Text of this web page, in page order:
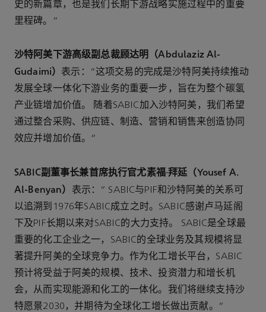
史的新篇章，也是我们长期下游战略实施过程中的重要
里程碑。”
沙特阿美下游高级副总裁顾达明（Abdulaziz Al-
Gudaimi）
表示：“这项交易的完成是沙特阿美持续推动
发展全球一体化下游业务的重要一步，旨在为整个碳氢
产业链增加价值。 随着SABIC加入沙特阿美，我们希望
通过整合采购、供应链、制造、营销和销售来创造协同
效应并增加价值。”
SABIC副董事长兼首席执行官尤素福·拜延（Yousef A.
Al-Benyan）
表示：“ SABIC与PIF和沙特阿美的关系可
以追溯到1976年SABIC成立之时。SABIC感谢卢马延阁
下及PIF长期以来对SABIC的大力支持。 SABIC是全球最
重要的化工企业之一，SABIC的全球业务及其规模将显
著提升阿美的全球竞争力。作为化工增长平台，SABIC
预计将受益于阿美的规模、技术、投资潜力和增长机
会，从而实现能源和化工的一体化。我们将继续支持沙
特愿景2030，并期待为全球化工增长做出贡献。”